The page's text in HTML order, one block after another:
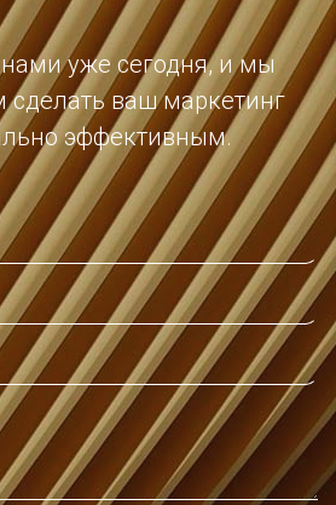
уже сегодня, и мы
ваш маркетинг
эффективным.